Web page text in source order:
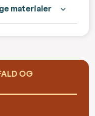
materialer
OG